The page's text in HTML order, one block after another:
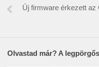
Új firmware érkezett
Olvastad már? A